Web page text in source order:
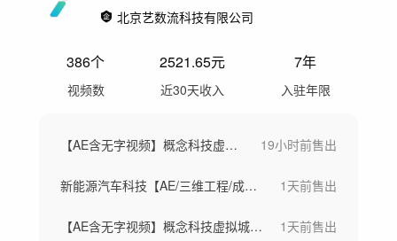
北京艺数流科技有限公司
386个
视频数
2521.65元
近30天收入
7年
入驻年限
【AE含无字视频】概念科技虚拟城市芯片 19小时前售出
新能源汽车科技【AE/三维工程/成片】 1天前售出
【AE含无字视频】概念科技虚拟城市芯片 1天前售出